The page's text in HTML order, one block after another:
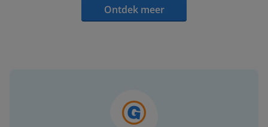
Ontdek meer